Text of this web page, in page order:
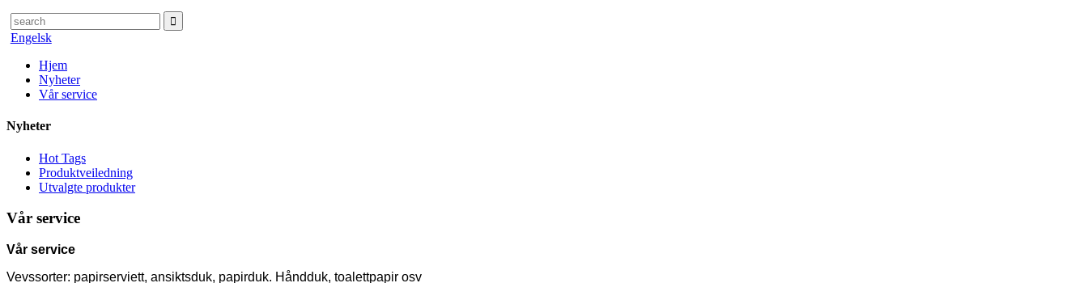
Engelsk
Hjem
Nyheter
Vår service
Nyheter
Hot Tags
Produktveiledning
Utvalgte produkter
Vår service
Vår service
Vevssorter: papirserviett, ansiktsduk, papirduk. Håndduk, toalettpapir osv